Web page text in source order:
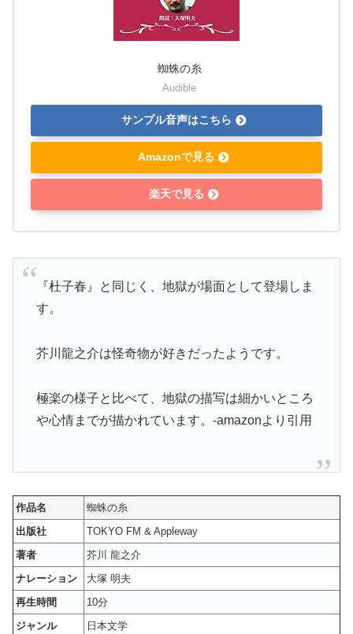
蜘蛛の糸
Audible
サンプル音声はこちら
Amazonで見る
楽天で見る
『杜子春』と同じく、地獄が場面として登場しま
す。
芥川龍之介は怪奇物が好きだったようです。
極楽の様子と比べて、地獄の描写は細かいところ
や心情までが描かれています。-amazonより引用
作品名
蜘蛛の糸
出版社
TOKYO FM & Appleway
著者
芥川 龍之介
ナレーション
大塚 明夫
再生時間
10分
ジャンル
日本文学